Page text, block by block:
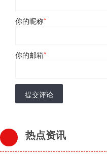
你的昵称*
你的邮箱*
提交评论
热点资讯